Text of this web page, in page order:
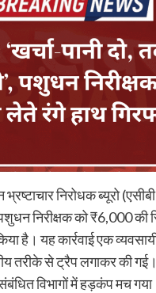
निरोधक ब्यूरो
निरीक्षक को ₹6,000 की
है। यह कार्रवाई एक
तरीके से ट्रैप लगाकर की गई।
विभागों में हड़कंप मच